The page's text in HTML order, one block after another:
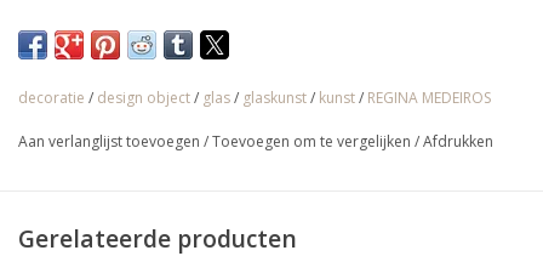
Regina Medeiros is een Braziliaanse artieste uit het Braziliaanse
Belo Horizonte. Na 15 jaar als kunst en keramiek lesgeefster te
hebben gewerkt, begon ze met glas te experimenteren. Ze
Door het gebruik van plaatselijke oxiden en gouddeeltjes creëert
decoratie / design object/ glas/ glaskunst/ kunst/ REGINA MEDEIROS
Aan verlanglijst toevoegen /Toevoegen om te vergelijken /Afdrukken
Gerelateerde producten